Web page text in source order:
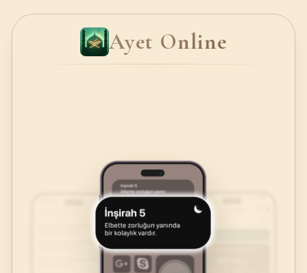
Ayet Online